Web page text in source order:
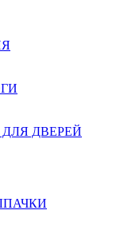
ДВЕРЕЙ